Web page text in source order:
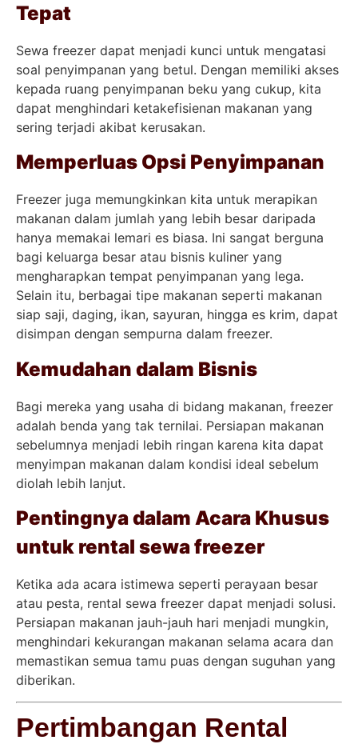
Tepat
Sewa freezer dapat menjadi kunci untuk mengatasi
soal penyimpanan yang betul. Dengan memiliki akses
kepada ruang penyimpanan beku yang cukup, kita
dapat menghindari ketakefisienan makanan yang
sering terjadi akibat kerusakan.
Memperluas Opsi Penyimpanan
Freezer juga memungkinkan kita untuk merapikan
makanan dalam jumlah yang lebih besar daripada
hanya memakai lemari es biasa. Ini sangat berguna
bagi keluarga besar atau bisnis kuliner yang
mengharapkan tempat penyimpanan yang lega.
Selain itu, berbagai tipe makanan seperti makanan
siap saji, daging, ikan, sayuran, hingga es krim, dapat
disimpan dengan sempurna dalam freezer.
Kemudahan dalam Bisnis
Bagi mereka yang usaha di bidang makanan, freezer
adalah benda yang tak ternilai. Persiapan makanan
sebelumnya menjadi lebih ringan karena kita dapat
menyimpan makanan dalam kondisi ideal sebelum
diolah lebih lanjut.
Pentingnya dalam Acara Khusus
untuk rental sewa freezer
Ketika ada acara istimewa seperti perayaan besar
atau pesta, rental sewa freezer dapat menjadi solusi.
Persiapan makanan jauh-jauh hari menjadi mungkin,
menghindari kekurangan makanan selama acara dan
memastikan semua tamu puas dengan suguhan yang
diberikan.
Pertimbangan Rental